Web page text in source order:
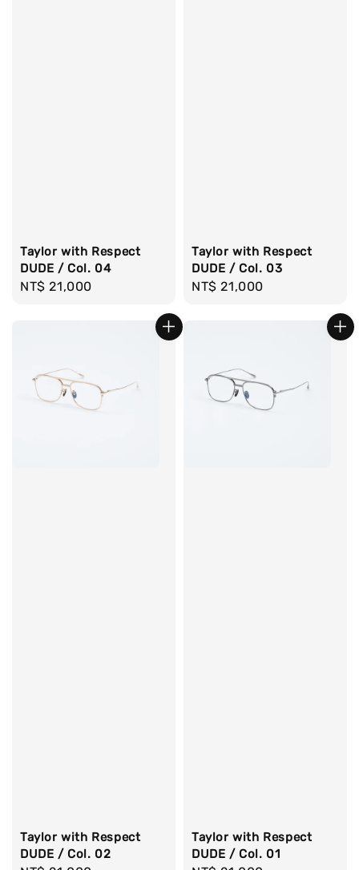
Taylor with Respect
DUDE / Col. 04
Regular
NT$ 21,000
Taylor with Respect
DUDE / Col. 03
Regular
NT$ 21,000
Taylor with Respect
DUDE / Col. 02
Taylor with Respect
DUDE / Col. 01